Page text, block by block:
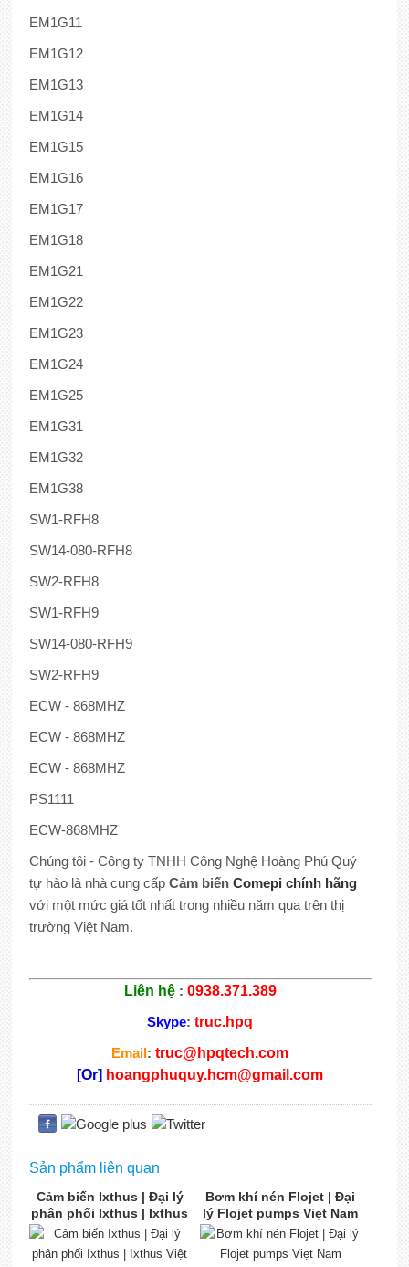
EM1G11
EM1G12
EM1G13
EM1G14
EM1G15
EM1G16
EM1G17
EM1G18
EM1G21
EM1G22
EM1G23
EM1G24
EM1G25
EM1G31
EM1G32
EM1G38
SW1-RFH8
SW14-080-RFH8
SW2-RFH8
SW1-RFH9
SW14-080-RFH9
SW2-RFH9
ECW - 868MHZ
ECW - 868MHZ
ECW - 868MHZ
PS1111
ECW-868MHZ
Chúng tôi - Công ty TNHH Công Nghệ Hoàng Phú Quý
tự hào là nhà cung cấp Cảm biến Comepi chính hãng
với một mức giá tốt nhất trong nhiều năm qua trên thị
trường Việt Nam.
Liên hệ: 0938.371.389
Skype:truc.hpq
Email:truc@hpqtech.com
[Or] hoangphuquy.hcm@gmail.com
Sản phẩm liên quan
Cảm biến Ixthus | Đại lý
phân phối Ixthus | Ixthus
Việt Nam
Bơm khí nén Flojet | Đại
lý Flojet pumps Viẹt Nam